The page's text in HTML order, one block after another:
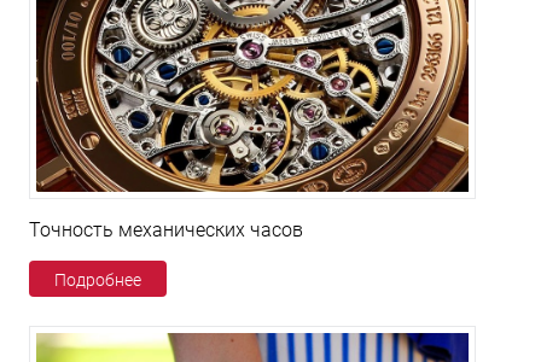
Точность механических часов
Подробнее